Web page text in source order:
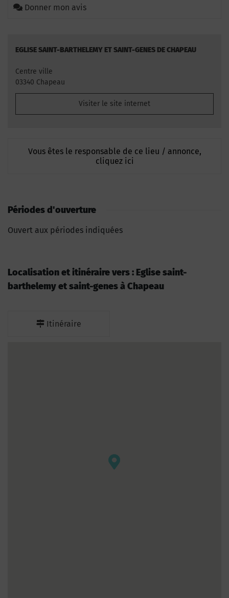
Donner mon avis
EGLISE SAINT-BARTHELEMY ET SAINT-GENES DE CHAPEAU
Centre ville
03340 Chapeau
Visiter le site internet
Vous êtes le responsable de ce lieu / annonce,
cliquez ici
Périodes d'ouverture
Ouvert aux périodes indiquées
Localisation et itinéraire vers : Eglise saint-
barthelemy et saint-genes à Chapeau
Itinéraire